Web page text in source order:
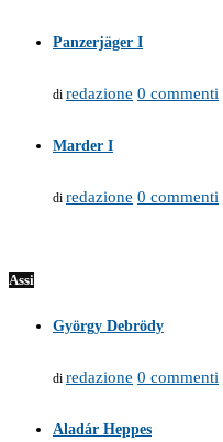
Panzerjäger I
di redazione 0 commenti
Marder I
di redazione 0 commenti
Assi
György Debrödy
di redazione 0 commenti
Aladár Heppes